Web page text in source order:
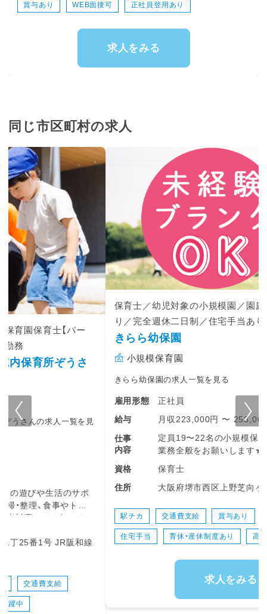
室内あそびや公園での遊び、楽器やアート活動
えましょう♪
つもと違うプログラムを行うことがあります。
クッキングや動物園・お買い物などの課外活動、
スポーツ大会など、色々なイベントを計画して
います♪
オープンして3年の事業所なので、プログラム
もどんどん変えていくことができます！
あなたの趣味や特技、やってみたいと思ってい
る支援の方法を教えてください☆
子どもたちの成長につながる支援を一緒に考え
ましょう♪
賞与あり WEB面接可 正社員登用あり
求人をみる
同じ市区町村の求人
保育士／幼児対象の小規模園／園庭あり／賞与年3回あ
り／完全週休二日制／住宅手当あり
きらら幼保園
小規模保育園
きらら幼保園の求人一覧を見る
雇用形態
給与
月収223,000円 〜 253,000円
定員19〜22名の小規模保育園における、保育士
業務全般をお願いします★
・登園・降園時の子どもたちの笑顔での受け入
れ、お見送り
・室内遊びや園庭、お散歩などの戸外活動の見守
り
・絵本の読み聞かせや、季節に応じた楽しい手遊
びの実施
・お昼寝の準備と安全な見守り
・お着替えやトイレトレーニングのお手伝い
住所
大阪府堺市⻄区上野芝向ヶ丘町4-24-26
駅チカ 交通費支給 賞与あり 昇給あり
育休・産休制度あり 高給与・高収入